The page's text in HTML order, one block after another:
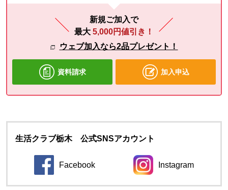
新規ご加入で
最大 5,000円値引き！
ウェブ加入なら2品プレゼント！
資料請求 加入申込
生活クラブ栃木 公式SNSアカウント
Facebook
別のウィンドウで開きます。
Instagram
別のウィンドウ